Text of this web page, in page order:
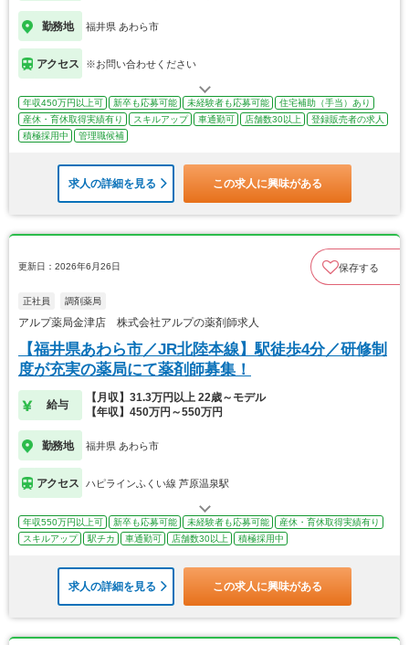
勤務地 福井県 あわら市
アクセス ※お問い合わせください
年収450万円以上可 新卒も応募可能 未経験者も応募可能
住宅補助（手当）あり
産休・育休取得実績有り
スキルアップ 車通勤可 店舗数30以上
登録販売者の求人
積極採用中
管理職候補
求人の詳細を見る この求人に興味がある
更新日：2026年6月26日 保存する
正社員 調剤薬局
アルプ薬局金津店 株式会社アルプの薬剤師求人
【福井県あわら市／JR北陸本線】駅徒歩4分／研修制
度が充実の薬局にて薬剤師募集！
給与
【月収】31.3万円以上 22歳～モデル
【年収】450万円～550万円
勤務地 福井県 あわら市
アクセス ハピラインふくい線 芦原温泉駅
年収550万円以上可 新卒も応募可能 未経験者も応募可能
産休・育休取得実績有り
スキルアップ
駅チカ 車通勤可 店舗数30以上 積極採用中
求人の詳細を見る この求人に興味がある